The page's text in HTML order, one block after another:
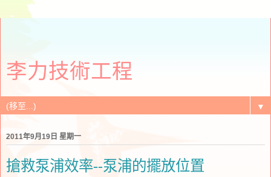
李力技術工程
▼
2011年9月19日 星期一
搶救泵浦效率--泵浦的擺放位置